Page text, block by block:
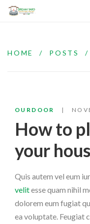
HOME / POSTS /
OURDOOR
How to
your
Quis autem vel eum
velitesse quam nihil
dolorem eum fugiat
ea voluptate. Feugiat